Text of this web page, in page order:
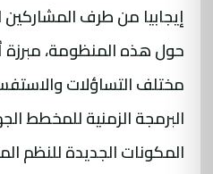
إيجابيا من طرف
حول هذه المنظومة، مبرزة
مختلف التساؤلات
البرمجة الزمنية للمخطط
المكونات الجديدة للنظم